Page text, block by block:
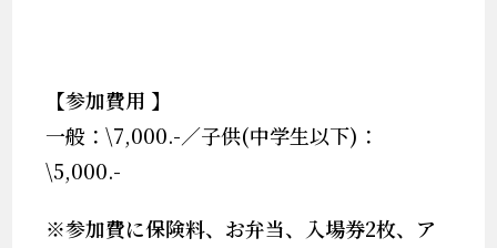
【参加費用 】
一般：\7,000.-／子供(中学生以下)：
\5,000.-
※参加費に保険料、お弁当、入場券2枚、ア